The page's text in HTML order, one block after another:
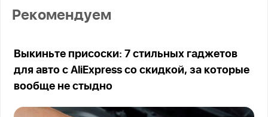
Рекомендуем
Выкиньте присоски: 7 стильных гаджетов
для авто с AliExpress со скидкой, за которые
вообще не стыдно